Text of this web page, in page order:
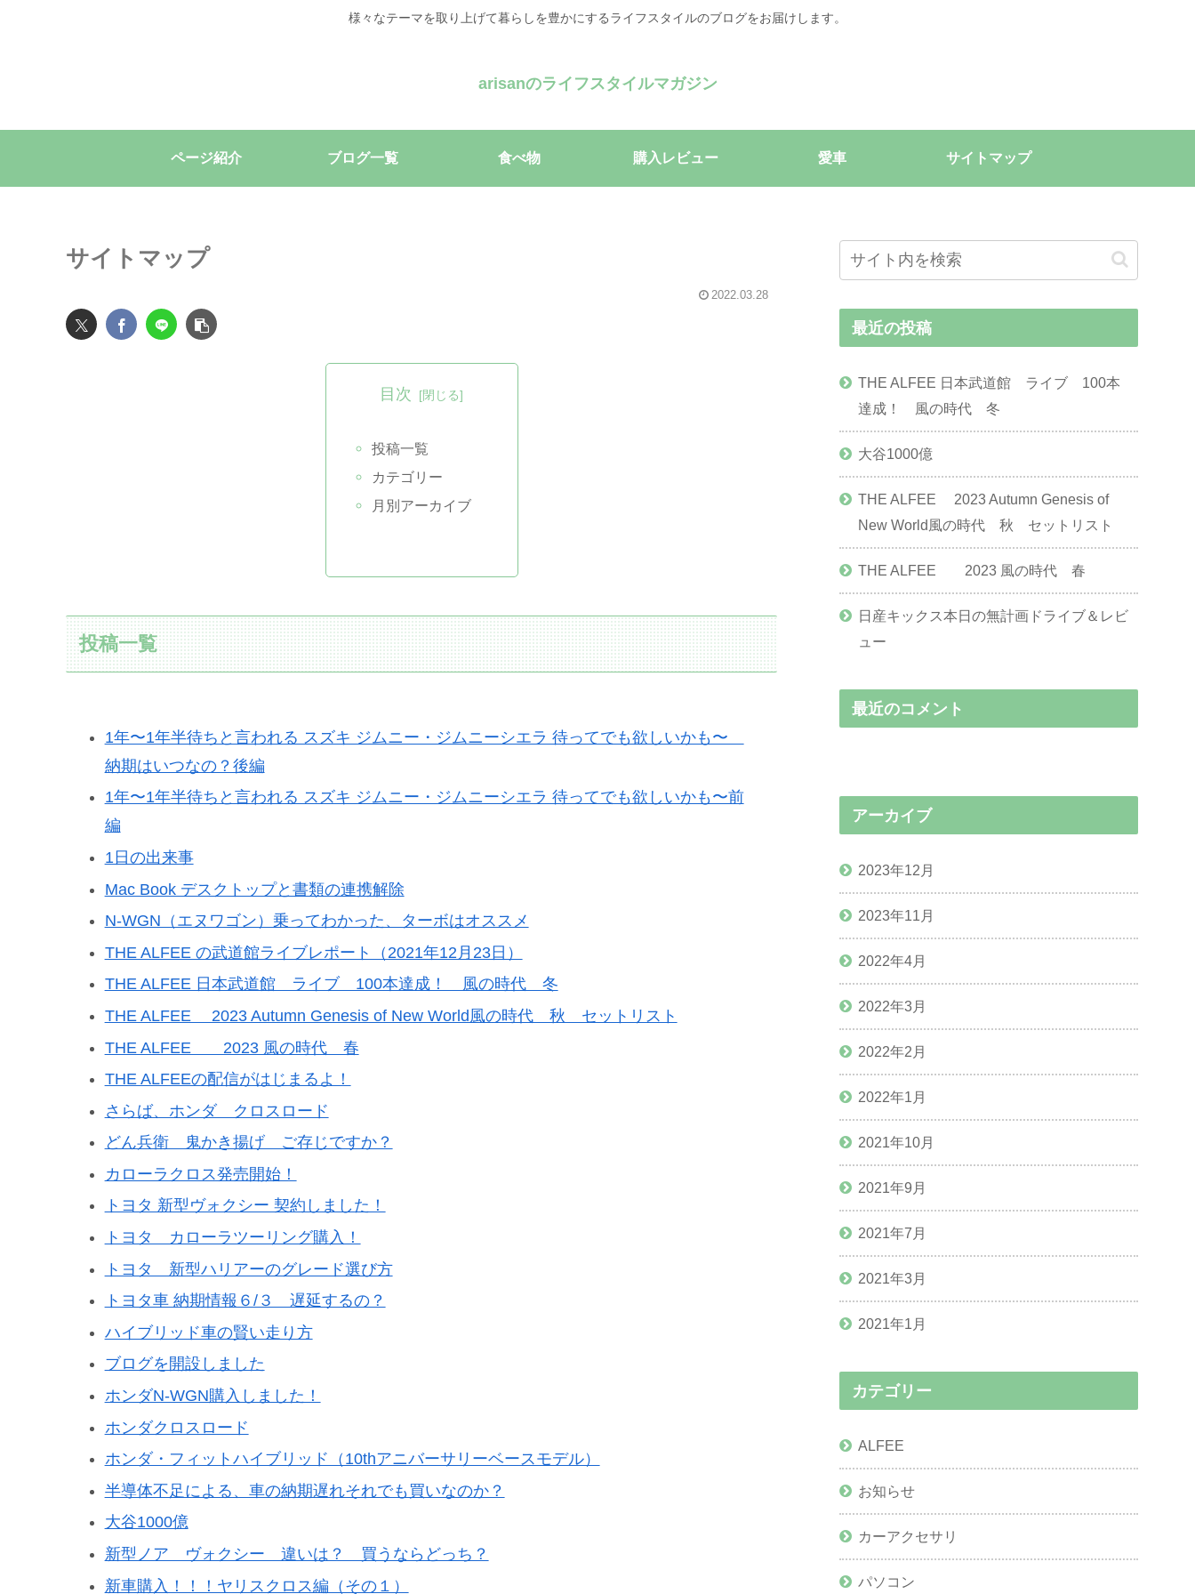
様々なテーマを取り上げて暮らしを豊かにするライフスタイルのブログをお届けします。
arisanのライフスタイルマガジン
ページ紹介 ブログ一覧 食べ物 購入レビュー 愛車 サイトマップ
サイトマップ
2022.03.28
目次
投稿一覧
カテゴリー
月別アーカイブ
投稿一覧
1年〜1年半待ちと言われる スズキ ジムニー・ジムニーシエラ 待ってでも欲しいかも〜
納期はいつなの？後編
1年〜1年半待ちと言われる スズキ ジムニー・ジムニーシエラ 待ってでも欲しいかも〜前
編
1日の出来事
Mac Book デスクトップと書類の連携解除
N-WGN（エヌワゴン）乗ってわかった、ターボはオススメ
THE ALFEE の武道館ライブレポート（2021年12月23日）
THE ALFEE 日本武道館 ライブ 100本達成！ 風の時代 冬
THE ALFEE 2023 Autumn Genesis of New World風の時代 秋 セットリスト
THE ALFEE 2023 風の時代 春
THE ALFEEの配信がはじまるよ！
さらば、ホンダ クロスロード
どん兵衛 鬼かき揚げ ご存じですか？
カローラクロス発売開始！
トヨタ 新型ヴォクシー 契約しました！
トヨタ カローラツーリング購入！
トヨタ 新型ハリアーのグレード選び方
トヨタ車 納期情報６/３ 遅延するの？
ハイブリッド車の賢い走り方
ブログを開設しました
ホンダN-WGN購入しました！
ホンダクロスロード
ホンダ・フィットハイブリッド（10thアニバーサリーベースモデル）
半導体不足による、車の納期遅れそれでも買いなのか？
大谷1000億
新型ノア ヴォクシー 違いは？ 買うならどっち？
新車購入！！！ヤリスクロス編（その１）
最近の投稿
THE ALFEE 日本武道館 ライブ 100本
達成！ 風の時代 冬
大谷1000億
THE ALFEE 2023 Autumn Genesis of
New World風の時代 秋 セットリスト
THE ALFEE 2023 風の時代 春
日産キックス本日の無計画ドライブ＆レビ
ュー
最近のコメント
アーカイブ
2023年12月
2023年11月
2022年4月
2022年3月
2022年2月
2022年1月
2021年10月
2021年9月
2021年7月
2021年3月
2021年1月
カテゴリー
ALFEE
お知らせ
カーアクセサリ
パソコン